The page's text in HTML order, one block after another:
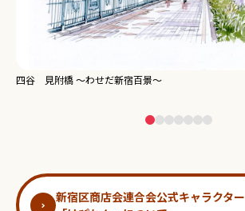
新宿区商店会連合会公式キャラクター